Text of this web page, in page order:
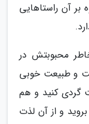
آن راستاهایی
محبوبتش در
و طبیعت خوبی
گردی کنید و هم
و از آن لذت